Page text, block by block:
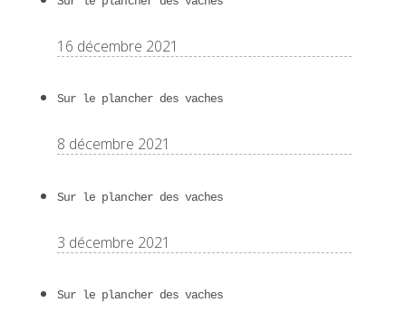
16 décembre 2021
Sur le plancher des vaches
8 décembre 2021
Sur le plancher des vaches
3 décembre 2021
Sur le plancher des vaches